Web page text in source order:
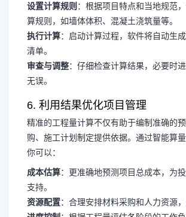
设置计算规则 ：根据项目特点和当地规范
算规则，如墙体体积、混凝土浇筑量等。
执行计算：启动计算过程，软件将自动生
清单。
审查与调整：仔细检查计算结果，必要时
无误。
6. 利用结果优化项目管理
精准的工程量计算不仅有助于编制准确的
购、施工计划制定提供依据。通过智能算量
你可以：
成本估算：更准确地预测项目总成本，为
支持。
资源配置：合理安排材料采购和人力资源，